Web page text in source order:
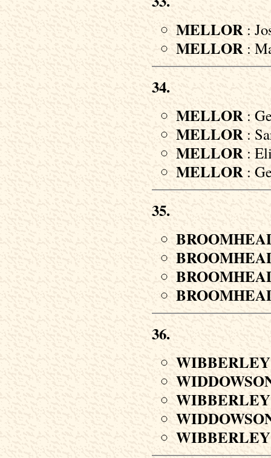
MELLOR :
MELLOR :
34.
MELLOR :
MELLOR :
MELLOR :
MELLOR :
35.
36.
WIBBERLEY
WIBBERLEY
WIBBERLEY